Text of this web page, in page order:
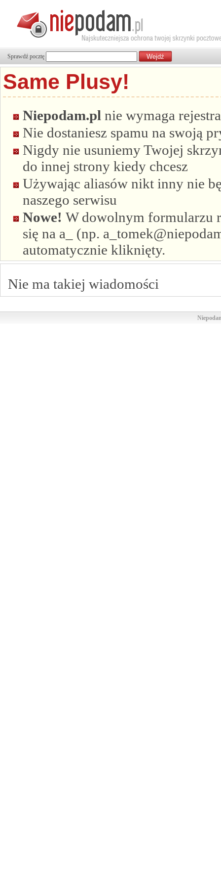
Sprawdź pocztę
Same Plusy!
Niepodam.pl nie wymaga
Nie dostaniesz spamu na swoją
Nigdy nie usuniemy Twojej
do innej strony kiedy chcesz
Używając aliasów nikt inny nie
naszego serwisu
Nowe! W dowolnym formularzu
się na a_ (np.
automatycznie kliknięty.
Nie ma takiej wiadomości